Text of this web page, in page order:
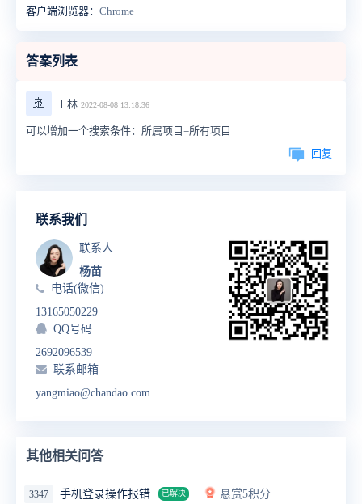
客户端浏览器： Chrome
答案列表
🚢 王林 2022-08-08 13:18:36
可以增加一个搜索条件：所属项目=所有项目
回复
联系我们
联系人
杨苗
电话(微信)
13165050229
QQ号码
2692096539
联系邮箱
yangmiao@chandao.com
其他相关问答
3347 手机登录操作报错 已解决
悬赏5积分